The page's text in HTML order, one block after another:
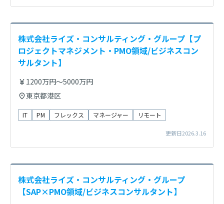
株式会社ライズ・コンサルティング・グループ【プ
ロジェクトマネジメント・PMO領域/ビジネスコン
サルタント】
1200万円～5000万円
東京都港区
IT PM フレックス マネージャー リモート
更新日2026.3.16
株式会社ライズ・コンサルティング・グループ
【SAP×PMO領域/ビジネスコンサルタント】